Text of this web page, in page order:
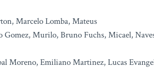
Marcelo Lomba, Mateus
Gomez, Murilo, Bruno Fuchs, Micael,
Moreno, Emiliano Martinez, Lucas